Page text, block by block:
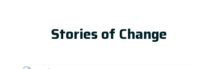
Stories of Change